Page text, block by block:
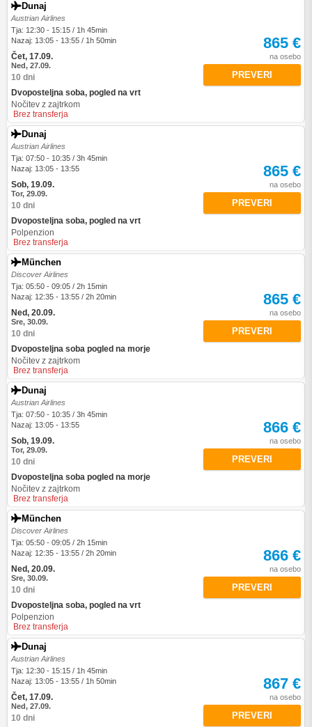
Dunaj
Austrian Airlines
Tja: 12:30 - 15:15 / 1h 45min
Nazaj: 13:05 - 13:55 / 1h 50min
Čet, 17.09.
Ned, 27.09.
10 dni
Dvoposteljna soba, pogled na vrt
Nočitev z zajtrkom
Brez transferja
865 €
na osebo
PREVERI
Dunaj
Austrian Airlines
Tja: 07:50 - 10:35 / 3h 45min
Nazaj: 13:05 - 13:55
Sob, 19.09.
Tor, 29.09.
10 dni
Dvoposteljna soba, pogled na vrt
Polpenzion
Brez transferja
865 €
na osebo
PREVERI
München
Discover Airlines
Tja: 05:50 - 09:05 / 2h 15min
Nazaj: 12:35 - 13:55 / 2h 20min
Ned, 20.09.
Sre, 30.09.
10 dni
Dvoposteljna soba pogled na morje
Nočitev z zajtrkom
Brez transferja
865 €
na osebo
PREVERI
Dunaj
Austrian Airlines
Tja: 07:50 - 10:35 / 3h 45min
Nazaj: 13:05 - 13:55
Sob, 19.09.
Tor, 29.09.
10 dni
Dvoposteljna soba pogled na morje
Nočitev z zajtrkom
Brez transferja
866 €
na osebo
PREVERI
München
Discover Airlines
Tja: 05:50 - 09:05 / 2h 15min
Nazaj: 12:35 - 13:55 / 2h 20min
Ned, 20.09.
Sre, 30.09.
10 dni
Dvoposteljna soba, pogled na vrt
Polpenzion
Brez transferja
866 €
na osebo
PREVERI
Dunaj
Austrian Airlines
Tja: 12:30 - 15:15 / 1h 45min
Nazaj: 13:05 - 13:55 / 1h 50min
Čet, 17.09.
Ned, 27.09.
10 dni
867 €
na osebo
PREVERI